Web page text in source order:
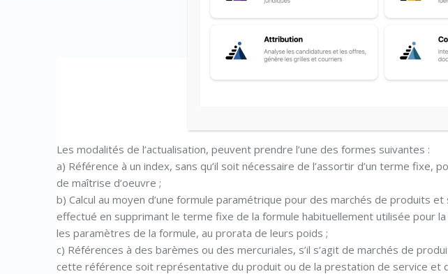
Les modalités de l’actualisation, peuvent prendre l’une des formes suivantes :
a) Référence à un index, sans qu’il soit nécessaire de l’assortir d’un terme fixe,
de maîtrise d’oeuvre ;
b) Calcul au moyen d’une formule paramétrique pour des marchés de produits
effectué en supprimant le terme fixe de la formule habituellement utilisée pour
les paramètres de la formule, au prorata de leurs poids ;
c) Références à des barèmes ou des mercuriales, s’il s’agit de marchés de
cette référence soit représentative du produit ou de la prestation de service et